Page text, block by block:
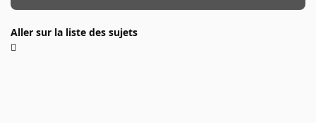
Aller sur la liste des sujets